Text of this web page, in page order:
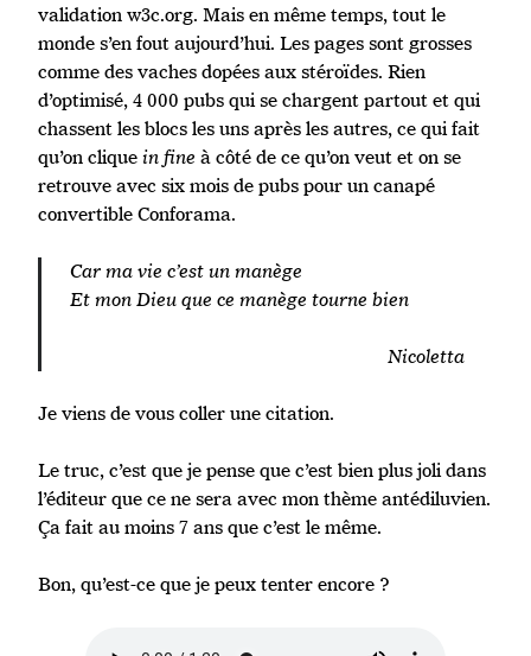
validation w3c.org. Mais en même temps, tout le
monde s’en fout aujourd’hui. Les pages sont grosses
comme des vaches dopées aux stéroïdes. Rien
d’optimisé, 4 000 pubs qui se chargent partout et qui
chassent les blocs les uns après les autres, ce qui fait
qu’on cliquein fine à côté de ce qu’on veut et on se
retrouve avec six mois de pubs pour un canapé
convertible Conforama.
Car ma vie c’est un manège
Et mon Dieu que ce manège tourne bien
Nicoletta
Je viens de vous coller une citation.
Le truc, c’est que je pense que c’est bien plus joli dans
l’éditeur que ce ne sera avec mon thème antédiluvien.
Ça fait au moins 7 ans que c’est le même.
Bon, qu’est-ce que je peux tenter encore ?